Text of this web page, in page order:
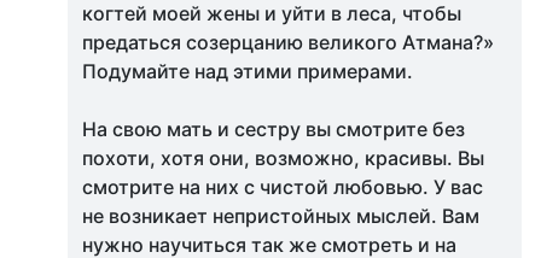
когтей моей жены и уйти в леса, чтобы
предаться созерцанию великого Атмана?»
Подумайте над этими примерами.
На свою мать и сестру вы смотрите без
похоти, хотя они, возможно, красивы. Вы
смотрите на них с чистой любовью. У вас
не возникает непристойных мыслей. Вам
нужно научиться так же смотреть и на